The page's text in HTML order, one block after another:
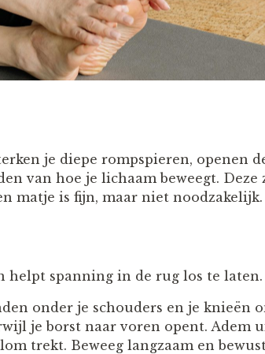
je diepe rompspieren, openen
van hoe je lichaam beweegt. Deze
matje is fijn, maar niet noodzakelijk.
helpt spanning in de rug los te laten.
onder je schouders en je knieën
je borst naar voren opent. Adem
trekt. Beweeg langzaam en